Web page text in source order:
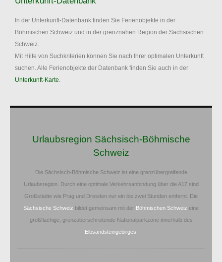
In der Unterkunft-Datenbank finden Sie Ferienobjekte in der
Böhmischen Schweiz und in der grenznahen Region der Sächsischen
Schweiz.
Mit Hilfe von Suchkriterien können Sie nach Ihrer optimalen Unterkunft
suchen. Alle Ferienobjekte der Datenbank finden Sie auch in der
Unterkunft-Karte.
Urlaubsregion Sächsisch-Böhmische
Schweiz
Die Sächsisch-Böhmische Schweiz ist eine grenzübergreifende
Urlaubsregion. Durch eine optimale Verkehrsanbindung über die A17 sind
Großstädte wie Prag und Dresden nur ein bis zwei Stunden entfernt. Die
Sächsische Schweiz bildet gemeinsam mit der Böhmischen Schweiz eine
großflächige, grenzüberschreitende Nationalparkzone innerhalb des
Elbsandsteingebirges